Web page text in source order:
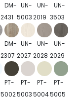
DM-
2431
UN-
5003
UN-
2019
UN-
3503
DM-
2307
UN-
2027
UN-
2028
UN-
2029
PT-
5002
PT-
5003
PT-
5004
PT-
5005